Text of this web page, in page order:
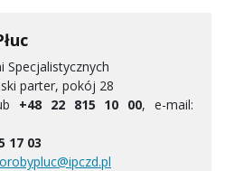
Specjalistycznych
parter, pokój 28
+48 22 815 10 00, e-mail:
17 03